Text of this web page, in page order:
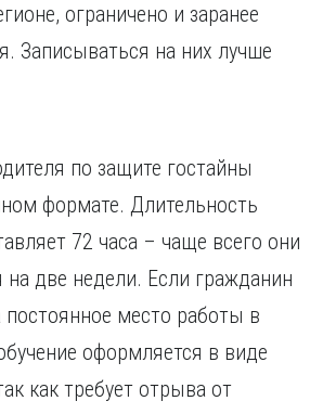
ограничено и заранее
Записываться на них лучше
по защите гостайны
формате. Длительность
72 часа – чаще всего они
на две недели. Если гражданин
постоянное место работы в
оформляется в виде
как требует отрыва от